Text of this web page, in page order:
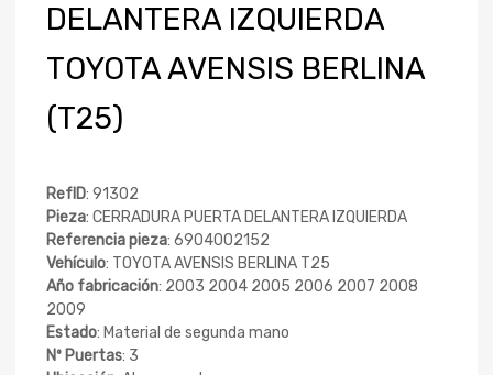
DELANTERA IZQUIERDA
TOYOTA AVENSIS BERLINA
(T25)
RefID: 91302
Pieza: CERRADURA PUERTA DELANTERA IZQUIERDA
Referencia pieza: 6904002152
Vehículo: TOYOTA AVENSIS BERLINA T25
Año fabricación: 2003 2004 2005 2006 2007 2008
2009
Estado: Material de segunda mano
Nº Puertas: 3